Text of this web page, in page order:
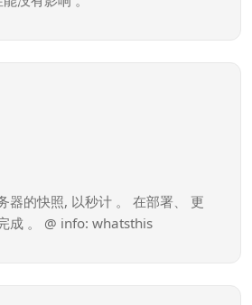
器的快照, 以秒计 。 在部署、 更
成 。 @ info: whatsthis